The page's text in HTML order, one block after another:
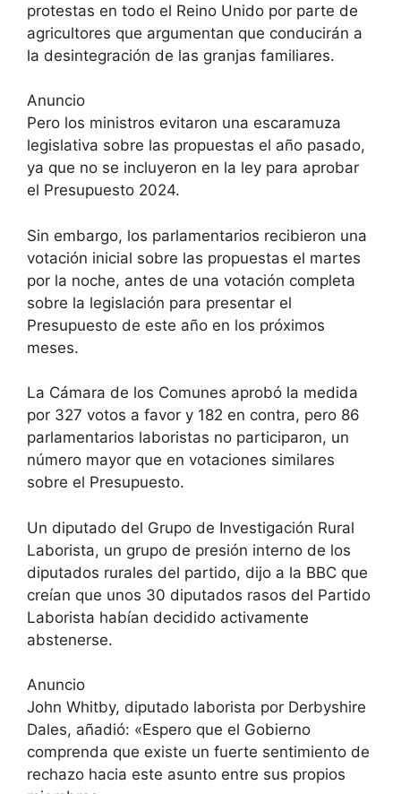
protestas en todo el Reino Unido por parte de
agricultores que argumentan que conducirán a
la desintegración de las granjas familiares.
Anuncio
Pero los ministros evitaron una escaramuza
legislativa sobre las propuestas el año pasado,
ya que no se incluyeron en la ley para aprobar
el Presupuesto 2024.
Sin embargo, los parlamentarios recibieron una
votación inicial sobre las propuestas el martes
por la noche, antes de una votación completa
sobre la legislación para presentar el
Presupuesto de este año en los próximos
meses.
La Cámara de los Comunes aprobó la medida
por 327 votos a favor y 182 en contra, pero 86
parlamentarios laboristas no participaron, un
número mayor que en votaciones similares
sobre el Presupuesto.
Un diputado del Grupo de Investigación Rural
Laborista, un grupo de presión interno de los
diputados rurales del partido, dijo a la BBC que
creían que unos 30 diputados rasos del Partido
Laborista habían decidido activamente
abstenerse.
Anuncio
John Whitby, diputado laborista por Derbyshire
Dales, añadió: «Espero que el Gobierno
comprenda que existe un fuerte sentimiento de
rechazo hacia este asunto entre sus propios